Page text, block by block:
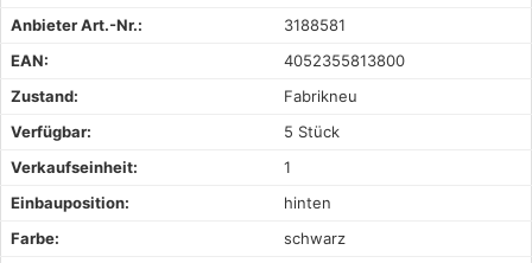
Anbieter Art.-Nr.:
3188581
EAN:
4052355813800
Zustand:
Fabrikneu
Verfügbar:
5 Stück
Verkaufseinheit:
1
Einbauposition:
hinten
Farbe:
schwarz